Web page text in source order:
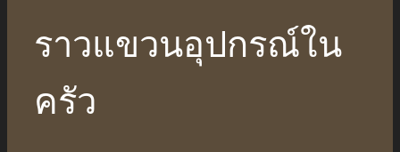
ราวแขวนอุปกรณ์ใน
ครัว